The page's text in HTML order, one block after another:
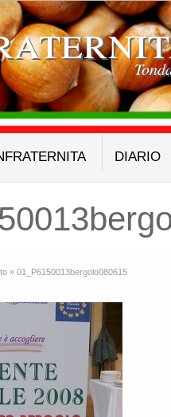
DIARIO
» 01_P6150013bergolo080615